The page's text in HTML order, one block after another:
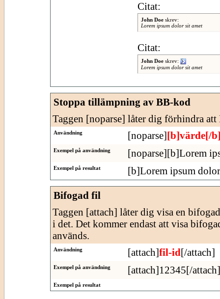
Citat:
John Doeskrev:
Lorem ipsum dolor sit amet
Citat:
John Doeskrev:
Lorem ipsum dolor sit amet
Stoppa tillämpning av BB-kod
Taggen [noparse] låter dig förhindra
Användning [noparse][b]värde[/
Exempel på användning [noparse][b]Lorem
Exempel på resultat [b]Lorem ipsum
Bifogad fil
Taggen [attach] låter dig visa en
i det. Det kommer endast att visa
används.
Användning [attach]fil-id[/attach]
Exempel på användning [attach]12345[/attach]
Exempel på resultat